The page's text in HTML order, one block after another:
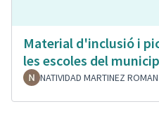
Material d'inclusió i
les escoles del
NATIVIDAD MARTINEZ ROMAN